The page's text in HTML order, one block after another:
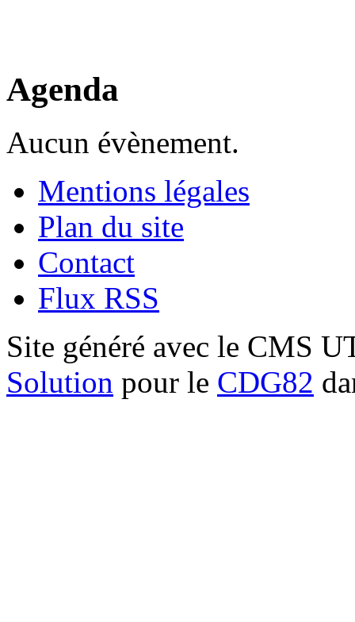
Agenda
Aucun évènement.
Mentions légales
Plan du site
Contact
Flux RSS
Site généré avec le CMS
Solution pour le CDG82